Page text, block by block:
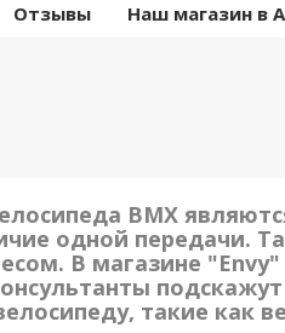
Отзывы Наш магазин в
BMX
одной передачи.
В магазине
такие как